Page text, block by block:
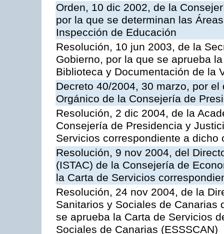
Orden, 10 dic 2002, de la
por la que se determinan las
Inspección de Educación
Resolución, 10 jun 2003, de la
Gobierno, por la que se aprueba
Biblioteca y Documentación de la
Decreto 40/2004, 30 marzo, por
Orgánico de la Consejería de
Resolución, 2 dic 2004, de la
Consejería de Presidencia y
Servicios correspondiente a dicho
Resolución, 9 nov 2004, del
(ISTAC) de la Consejería de
la Carta de Servicios
Resolución, 24 nov 2004, de la
Sanitarios y Sociales de Canarias
se aprueba la Carta de Servicios
Sociales de Canarias (ESSSCAN)